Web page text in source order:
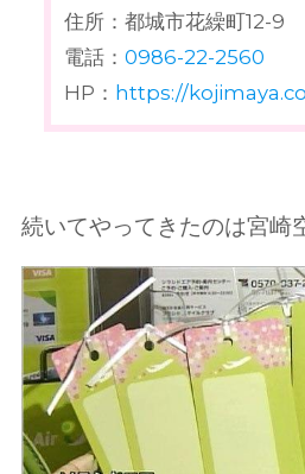
住所：都城市花繰町12-9
電話：0986-22-2560
HP： https://
続いてやってきたのは宮崎